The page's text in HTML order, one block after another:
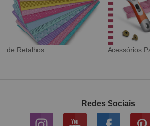
Tecido Digital Sarja
Redes Sociais